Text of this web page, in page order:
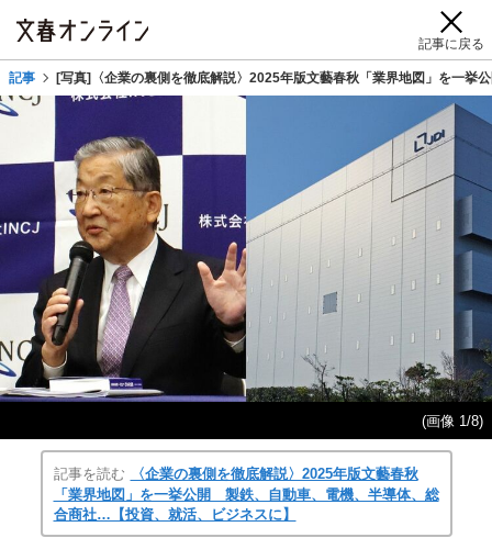
記事に戻る
記事 [写真]〈企業の裏側を徹底解説〉2025年版文藝春秋「業界地図」を一
(画像 1/8)
記事を読む
〈企業の裏側を徹底解説〉2025年版文藝春秋
「業界地図」を一挙公開 製鉄、自動車、電機、半導体、総
合商社…【投資、就活、ビジネスに】